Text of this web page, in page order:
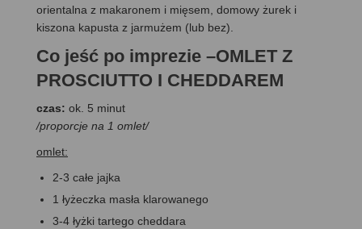
orientalna z makaronem i mięsem, domowy żurek i
kiszona kapusta z jarmużem (lub bez).
Co jeść po imprezie –OMLET Z
PROSCIUTTO I CHEDDAREM
czas: ok. 5 minut
/proporcje na 1 omlet/
omlet:
2-3 całe jajka
1 łyżeczka masła klarowanego
3-4 łyżki tartego cheddara